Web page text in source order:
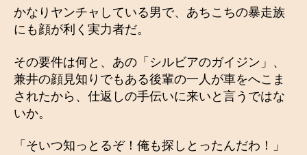
かなりヤンチャしている男で、あちこちの暴走族
にも顔が利く実力者だ。
その要件は何と、あの「シルビアのガイジン」、
兼井の顔見知りでもある後輩の一人が車をへこま
されたから、仕返しの手伝いに来いと言うではな
いか。
「そいつ知っとるぞ！俺も探しとったんだわ！」